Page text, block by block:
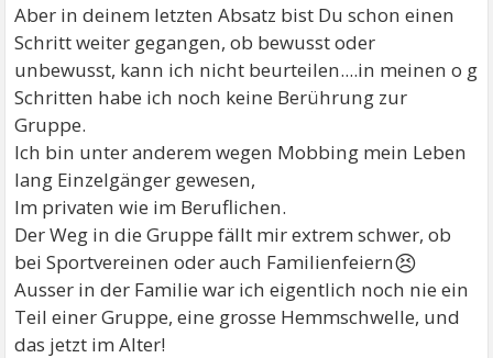
Aber in deinem letzten Absatz bist Du schon einen
Schritt weiter gegangen, ob bewusst oder
unbewusst, kann ich nicht beurteilen....in meinen o g
Schritten habe ich noch keine Berührung zur
Gruppe.
Ich bin unter anderem wegen Mobbing mein Leben
lang Einzelgänger gewesen,
Im privaten wie im Beruflichen.
Der Weg in die Gruppe fällt mir extrem schwer, ob
bei Sportvereinen oder auch Familienfeiern😣
Ausser in der Familie war ich eigentlich noch nie ein
Teil einer Gruppe, eine grosse Hemmschwelle, und
das jetzt im Alter!